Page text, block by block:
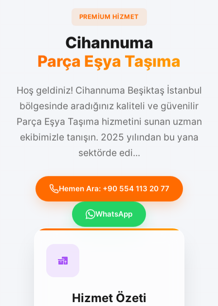
PREMIUM HIZMET
Cihannuma
Parça Eşya Taşıma
Hoş geldiniz! Cihannuma Beşiktaş İstanbul
bölgesinde aradığınız kaliteli ve güvenilir
Parça Eşya Taşıma hizmetini sunan uzman
ekibimizle tanışın. 2025 yılından bu yana
sektörde edi...
Hizmet Özeti